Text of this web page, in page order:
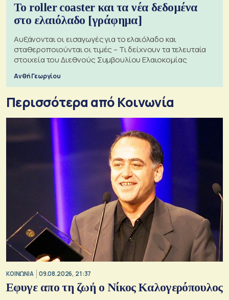
Το roller coaster και τα νέα δεδομένα
στο ελαιόλαδο [γράφημα]
Αυξάνονται οι εισαγωγές για το ελαιόλαδο και
σταθεροποιούνται οι τιμές – Τι δείχνουν τα τελευταία
στοιχεία του Διεθνούς Συμβουλίου Ελαιοκομίας
Ανθή Γεωργίου
Περισσότερα από Κοινωνία
ΚΟΙΝΩΝΙΑ 09.08.2026, 21:37
Εφυγε απο τη ζωή ο Νίκος Καλογερόπουλος